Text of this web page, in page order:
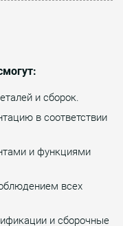
и сборок.
в соответствии
и функциями
всех
и сборочные